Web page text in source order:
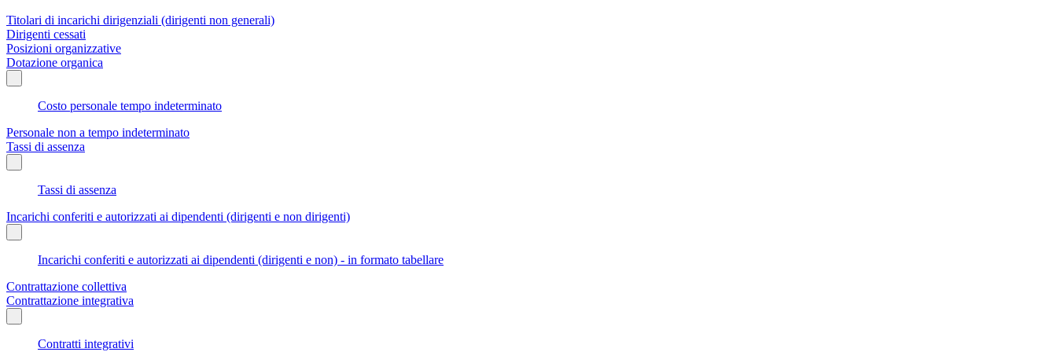
Titolari di incarichi dirigenziali (dirigenti non generali)
Dirigenti cessati
Posizioni organizzative
Dotazione organica
Costo personale tempo indeterminato
Personale non a tempo indeterminato
Tassi di assenza
Tassi di assenza
Incarichi conferiti e autorizzati ai dipendenti (dirigenti e non dirigenti)
Incarichi conferiti e autorizzati ai dipendenti (dirigenti e non) - in formato tabellare
Contrattazione collettiva
Contrattazione integrativa
Contratti integrativi